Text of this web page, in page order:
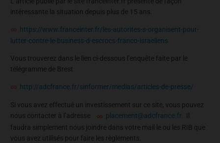
intéressante la situation depuis plus de 15 ans.
https://www.franceinter.fr/les-autorites-s-organisent-pour-
lutter-contre-le-business-d-escrocs-franco-israeliens
Vous trouverez dans le lien ci-dessous l’enquête faite par le
télégramme de Brest
http://adcfrance.fr/sinformer/medias/articles-de-presse/
Si vous avez effectué un investissement sur ce site, vous pouvez
nous contacter à l’adresse
placement@adcfrance.fr. Il
faudra simplement nous joindre dans votre mail le ou les RIB que
vous avez utilisés pour faire les règlements.